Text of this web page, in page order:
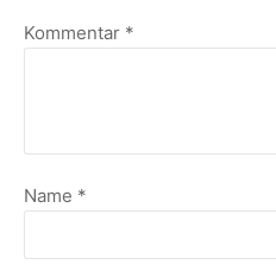
Kommentar *
Name *